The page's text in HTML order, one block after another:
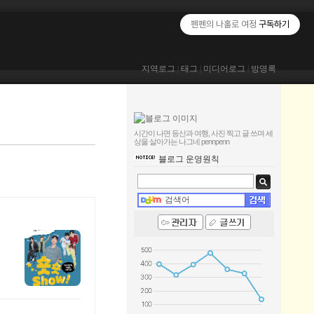
지역로그 태그 미디어로그 방명록
시간이 나면 등산과 여행, 사진 찍고 글 쓰며 세
상을 살아가는 나그네pennpenn
블로그 운영원칙
펜펜의 나홀로 여정 구독하기